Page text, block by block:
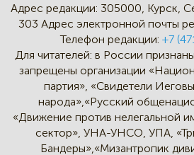
Адрес редакции: 305000, Курск,
303 Адрес электронной почты
Телефон редакции: +7
Для читателей: в России
запрещены организации
партия», «Свидетели
народа»,«Русский
«Движение против нелегальной
сектор», УНА-УНСО, УПА,
Бандеры»,«Мизантропик